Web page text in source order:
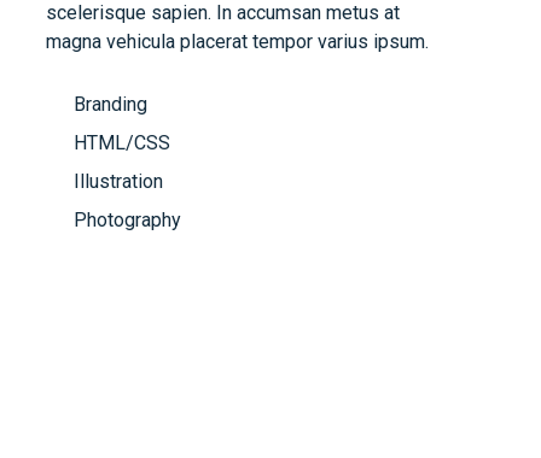
scelerisque sapien. In accumsan metus at
magna vehicula placerat tempor varius ipsum.
Branding
HTML/CSS
Illustration
Photography